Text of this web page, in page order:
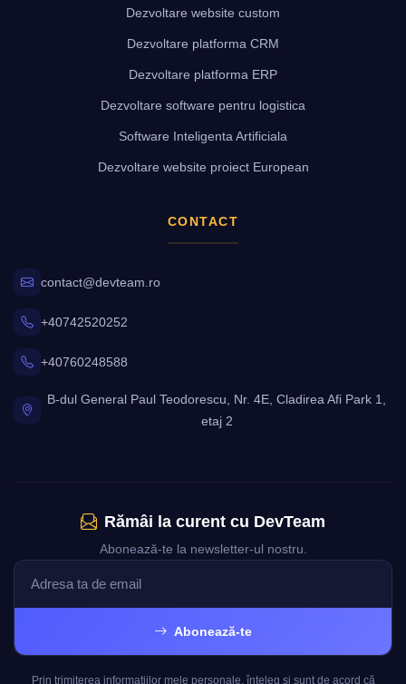
Dezvoltare website custom
Dezvoltare platforma CRM
Dezvoltare platforma ERP
Dezvoltare software pentru logistica
Software Inteligenta Artificiala
Dezvoltare website proiect European
CONTACT
contact@devteam.ro
+40742520252
+40760248588
B-dul General Paul Teodorescu, Nr. 4E, Cladirea Afi Park 1,
etaj 2
Rămâi la curent cu DevTeam
Abonează-te la newsletter-ul nostru.
Abonează-te
Prin trimiterea informațiilor mele personale, înțeleg și sunt de acord că